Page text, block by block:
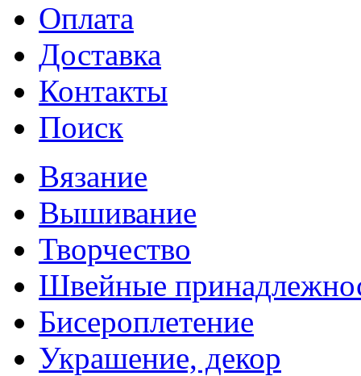
Оплата
Доставка
Контакты
Поиск
Вязание
Вышивание
Творчество
Швейные
Бисероплетение
Украшение, декор